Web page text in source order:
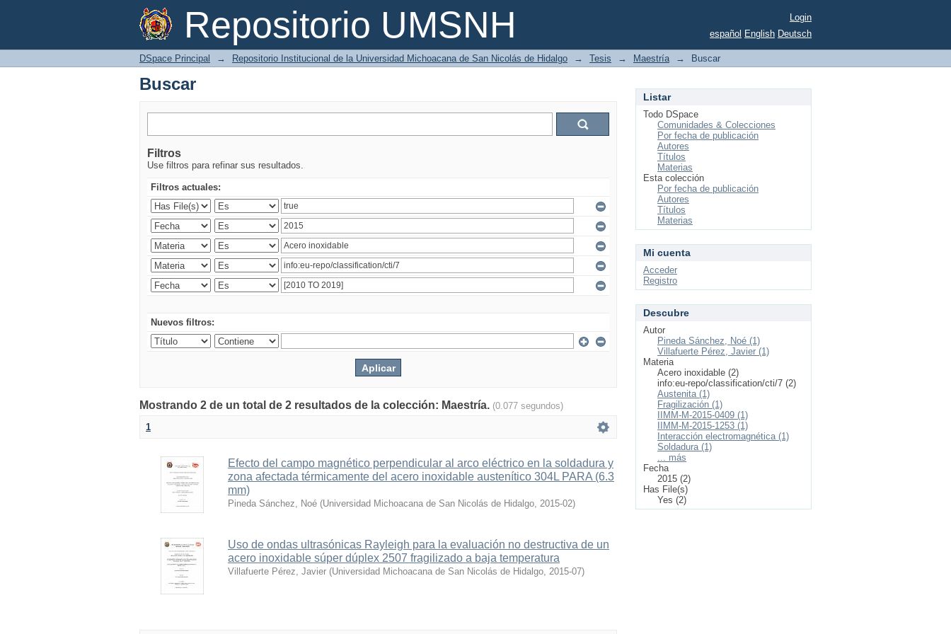
Repositorio UMSNH
Buscar
Login
español English Deutsch
DSpace Principal → Repositorio Institucional de la Universidad Michoacana de San Nicolás de Hidalgo → Tesis → Maestría → Buscar
Buscar
Filtros
Use filtros para refinar sus resultados.
Filtros actuales:
Nuevos filtros:
Mostrando 2 de un total de 2 resultados de la colección: Maestría. (0.077 segundos)
1
Efecto del campo magnético perpendicular al arco eléctrico en la soldadura y
zona afectada térmicamente del acero inoxidable austenítico 304L PARA (6.3
mm)
Pineda Sánchez, Noé (Universidad Michoacana de San Nicolás de Hidalgo, 2015-02)
Uso de ondas ultrasónicas Rayleigh para la evaluación no destructiva de un
acero inoxidable súper dúplex 2507 fragilizado a baja temperatura
Villafuerte Pérez, Javier (Universidad Michoacana de San Nicolás de Hidalgo, 2015-07)
Listar
Todo DSpace
Comunidades & Colecciones
Por fecha de publicación
Autores
Títulos
Materias
Esta colección
Por fecha de publicación
Autores
Títulos
Materias
Mi cuenta
Acceder
Registro
Descubre
Autor
Pineda Sánchez, Noé (1)
Villafuerte Pérez, Javier (1)
Materia
Acero inoxidable (2)
info:eu-repo/classification/cti/7 (2)
Austenita (1)
Fragilización (1)
IIMM-M-2015-0409 (1)
IIMM-M-2015-1253 (1)
Interacción electromagnética (1)
Soldadura (1)
... más
Fecha
2015 (2)
Has File(s)
Yes (2)